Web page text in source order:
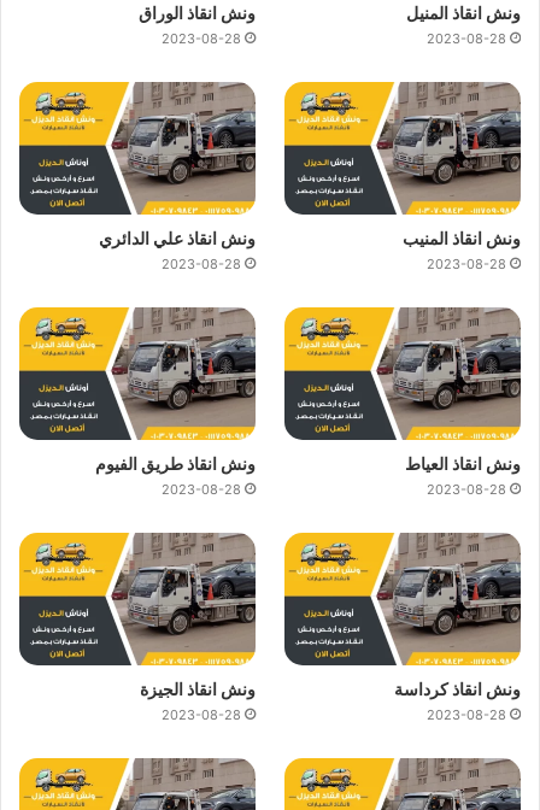
ونش انقاذ المنيل
2023-08-28
ونش انقاذ الوراق
2023-08-28
ونش انقاذ المنيب
2023-08-28
ونش انقاذ علي الدائري
2023-08-28
ونش انقاذ العياط
2023-08-28
ونش انقاذ طريق الفيوم
2023-08-28
ونش انقاذ كرداسة
2023-08-28
ونش انقاذ الجيزة
2023-08-28